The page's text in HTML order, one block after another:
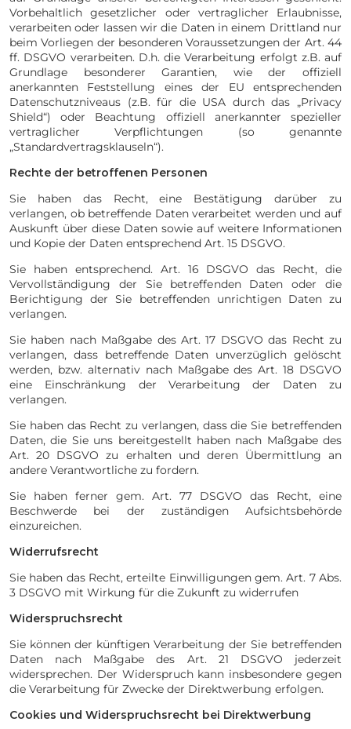
Vorbehaltlich gesetzlicher oder vertraglicher Erlaubnisse,
verarbeiten oder lassen wir die Daten in einem Drittland nur
beim Vorliegen der besonderen Voraussetzungen der Art. 44
ff. DSGVO verarbeiten. D.h. die Verarbeitung erfolgt z.B. auf
Grundlage besonderer Garantien, wie der offiziell
anerkannten Feststellung eines der EU entsprechenden
Datenschutzniveaus (z.B. für die USA durch das „Privacy
Shield“) oder Beachtung offiziell anerkannter spezieller
vertraglicher Verpflichtungen (so genannte
„Standardvertragsklauseln“).
Rechte der betroffenen Personen
Sie haben das Recht, eine Bestätigung darüber zu
verlangen, ob betreffende Daten verarbeitet werden und auf
Auskunft über diese Daten sowie auf weitere Informationen
und Kopie der Daten entsprechend Art. 15 DSGVO.
Sie haben entsprechend. Art. 16 DSGVO das Recht, die
Vervollständigung der Sie betreffenden Daten oder die
Berichtigung der Sie betreffenden unrichtigen Daten zu
verlangen.
Sie haben nach Maßgabe des Art. 17 DSGVO das Recht zu
verlangen, dass betreffende Daten unverzüglich gelöscht
werden, bzw. alternativ nach Maßgabe des Art. 18 DSGVO
eine Einschränkung der Verarbeitung der Daten zu
verlangen.
Sie haben das Recht zu verlangen, dass die Sie betreffenden
Daten, die Sie uns bereitgestellt haben nach Maßgabe des
Art. 20 DSGVO zu erhalten und deren Übermittlung an
andere Verantwortliche zu fordern.
Sie haben ferner gem. Art. 77 DSGVO das Recht, eine
Beschwerde bei der zuständigen Aufsichtsbehörde
einzureichen.
Widerrufsrecht
Sie haben das Recht, erteilte Einwilligungen gem. Art. 7 Abs.
3 DSGVO mit Wirkung für die Zukunft zu widerrufen
Widerspruchsrecht
Sie können der künftigen Verarbeitung der Sie betreffenden
Daten nach Maßgabe des Art. 21 DSGVO jederzeit
widersprechen. Der Widerspruch kann insbesondere gegen
die Verarbeitung für Zwecke der Direktwerbung erfolgen.
Cookies und Widerspruchsrecht bei Direktwerbung